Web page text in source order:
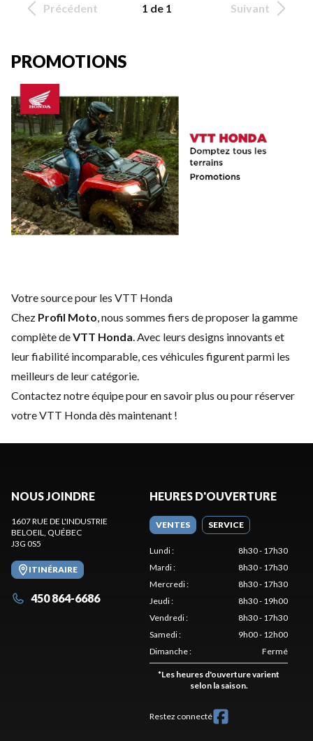
Précédent 1 de 1 Suivant
PROMOTIONS
Votre source pour les VTT Honda
Chez Profil Moto, nous sommes fiers de proposer la gamme
complète deVTT Honda. Avec leurs designs innovants et
leur fiabilité incomparable, ces véhicules figurent parmi les
meilleurs de leur catégorie.
Contactez notre équipepour en savoir plus ou pour réserver
votre VTT Honda dès maintenant !
NOUS JOINDRE
1607 RUE DE L'INDUSTRIE
BELOEIL
, QUÉBEC
J3G 0S5
ITINÉRAIRE
450 864-6686
HEURES D'OUVERTURE
VENTES SERVICE
Lundi:
8h30 - 17h30
Mardi:
8h30 - 17h30
Mercredi:
8h30 - 17h30
Jeudi:
8h30 - 19h00
Vendredi:
8h30 - 17h30
Samedi:
9h00 - 12h00
Dimanche: Fermé
*Les heures d'ouverture varient
selon la saison.
Restez connecté